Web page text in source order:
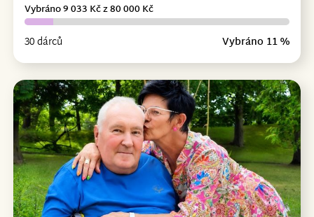
30 dárců Vybráno 11 %
Vybráno 9 033 Kč z 80 000 Kč